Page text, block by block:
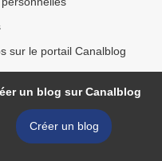
sur le portail Canalblog
un blog sur Canalblog
Créer un blog